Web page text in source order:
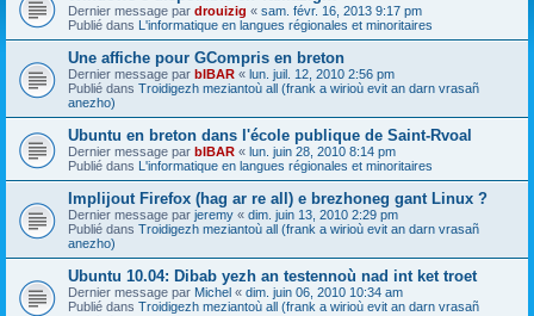
Dernier message par drouizig « sam. févr. 16, 2013 9:17 pm
Publié dans L'informatique en langues régionales et minoritaires
Une affiche pour GCompris en breton
Dernier message par bIBAR « lun. juil. 12, 2010 2:56 pm
Publié dans Troidigezh meziantoù all (frank a wirioù evit an darn vrasañ
anezho)
Ubuntu en breton dans l'école publique de Saint-Rvoal
Dernier message par bIBAR « lun. juin 28, 2010 8:14 pm
Publié dans L'informatique en langues régionales et minoritaires
Implijout Firefox (hag ar re all) e brezhoneg gant Linux ?
Dernier message par jeremy « dim. juin 13, 2010 2:29 pm
Publié dans Troidigezh meziantoù all (frank a wirioù evit an darn vrasañ
anezho)
Ubuntu 10.04: Dibab yezh an testennoù nad int ket troet
Dernier message par Michel « dim. juin 06, 2010 10:34 am
Publié dans Troidigezh meziantoù all (frank a wirioù evit an darn vrasañ